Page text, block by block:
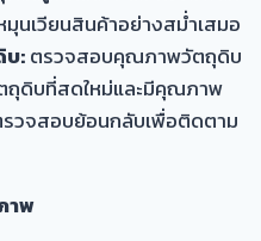
นเวียนสินค้าอย่างสม่ำเสมอ
บ:ตรวจสอบคุณภาพวัตถุดิบ
ถุดิบที่สดใหม่และมีคุณภาพ
วจสอบย้อนกลับเพื่อติดตาม
าพ